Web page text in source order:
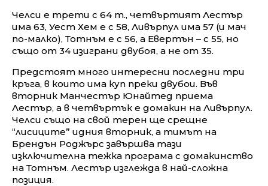
Челси е трети с 64 т., четвъртият Лестър
има 63, Уест Хем е с 58, Ливърпул има 57 (и мач
по-малко), Тотнъм е с 56, а Евертън – с 55, но
също от 34 изиграни двубоя, а не от 35.
Предстоят много интересни последни три
кръга, в които има куп преки двубои. Във
вторник Манчестър Юнайтед приема
Лестър, а в четвъртък е домакин на Ливърпул.
Челси също на свой терен ще срещне
“лисиците” идния вторник, а тимът на
Брендън Роджърс завършва тази
изключителна тежка програма с домакинство
на Тотнъм. Лестър изглежда в най-сложна
позиция.